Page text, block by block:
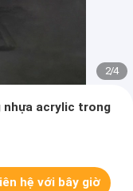
2/4
nhựa acrylic trong
hệ với bây giờ